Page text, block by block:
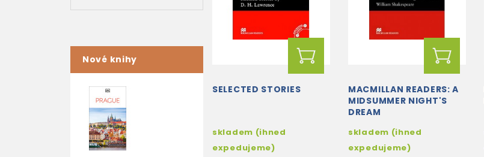
Nové knihy
SELECTED STORIES
skladem (ihned
expedujeme)
MACMILLAN READERS: A
MIDSUMMER NIGHT'S
DREAM
skladem (ihned
expedujeme)